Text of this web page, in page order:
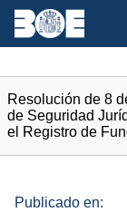
Resolución de 8
de Seguridad
el Registro de
Publicado en: